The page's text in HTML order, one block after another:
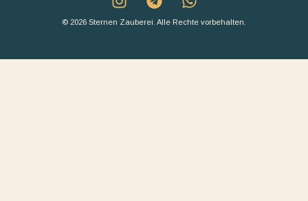
© 2026 Sternen Zauberei. Alle Rechte vorbehalten.